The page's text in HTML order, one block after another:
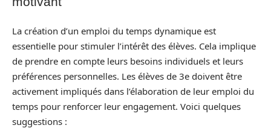
La création d’un emploi du temps dynamique est
essentielle pour stimuler l’intérêt des élèves. Cela implique
de prendre en compte leurs besoins individuels et leurs
préférences personnelles. Les élèves de 3e doivent être
activement impliqués dans l’élaboration de leur emploi du
temps pour renforcer leur engagement. Voici quelques
suggestions :